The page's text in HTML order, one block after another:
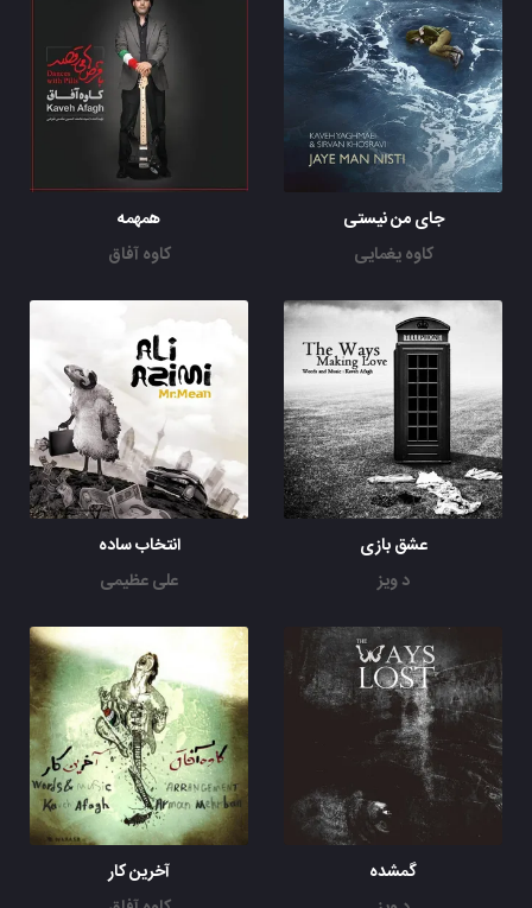
جای من نیستی
کاوه یغمایی
همهمه
کاوه آفاق
عشق بازی
د ویز
انتخاب ساده
علی عظیمی
گمشده
آخرین کار